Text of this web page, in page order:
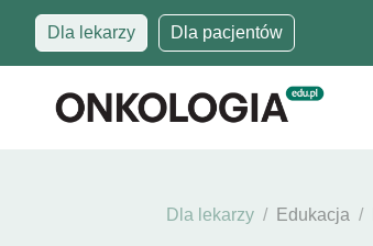
Dla lekarzy Dla pacjentów
Dla lekarzy Edukacja